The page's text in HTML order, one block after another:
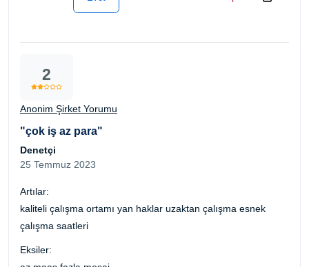
2
Anonim Şirket Yorumu
"çok iş az para"
Denetçi
25 Temmuz 2023
Artılar:
kaliteli çalışma ortamı yan haklar uzaktan çalışma esnek
çalışma saatleri
Eksiler: